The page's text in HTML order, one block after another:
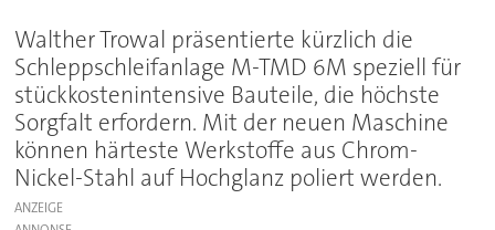
Walther Trowal präsentierte kürzlich die
Schleppschleifanlage M-TMD 6M speziell für
stückkostenintensive Bauteile, die höchste
Sorgfalt erfordern. Mit der neuen Maschine
können härteste Werkstoffe aus Chrom-
Nickel-Stahl auf Hochglanz poliert werden.
ANZEIGE